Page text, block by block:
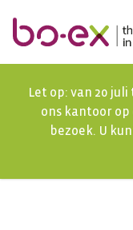
Let op: van 20 juli
ons kantoor
bezoek. U